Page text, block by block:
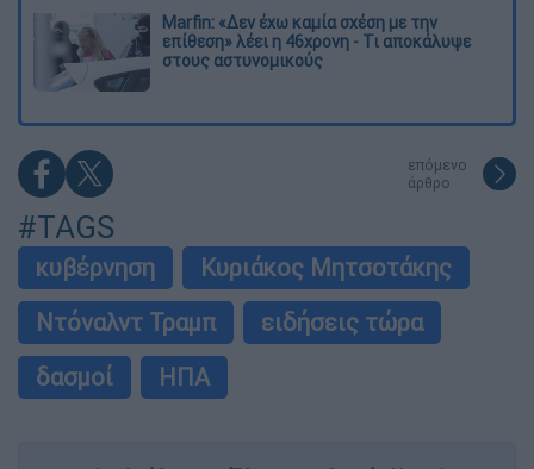
Marfin: «Δεν έχω καμία σχέση με την
επίθεση» λέει η 46χρονη - Τι αποκάλυψε
στους αστυνομικούς
επόμενο
άρθρο
#TAGS
κυβέρνηση
Κυριάκος Μητσοτάκης
Ντόναλντ Τραμπ
ειδήσεις τώρα
δασμοί
ΗΠΑ